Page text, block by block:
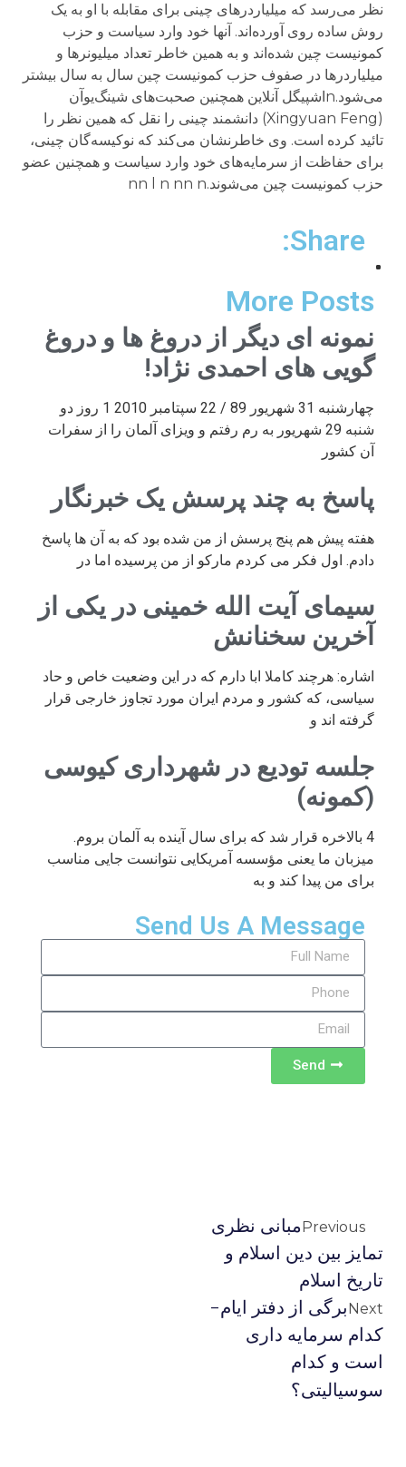
نظر می‌رسد که میلیاردرهای چینی برای مقابله با او به یک
روش ساده روی آورده‌اند. آنها خود وارد سیاست و حزب
کمونیست چین شده‌اند و به همین خاطر تعداد میلیونرها و
میلیاردرها در صفوف حزب کمونیست چین سال به سال بیشتر
می‌شود.nاشپیگل آنلاین همچنین صحبت‌های شینگ‌یوآن
(Xingyuan Feng) دانشمند چینی را نقل که همین نظر را
تائید کرده است. وی خاطرنشان می‌کند که نوکیسه‌گان چینی،
برای حفاظت از سرمایه‌های خود وارد سیاست و همچنین عضو
حزب کمونیست چین می‌شوند.nn l n nn n
Share:
More Posts
نمونه ای دیگر از دروغ ها و دروغ
گویی های احمدی نژاد!
چهارشنبه 31 شهریور 89 / 22 سپتامبر 2010 1 روز دو
شنبه 29 شهریور به رم رفتم و ویزای آلمان را از سفرات
آن کشور
پاسخ به چند پرسش یک خبرنگار
هفته پیش هم پنج پرسش از من شده بود که به آن ها پاسخ
دادم. اول فکر می کردم مارکو از من پرسیده اما در
سیمای آیت الله خمینی در یکی از
آخرین سخنانش
اشاره: هرچند کاملا ابا دارم که در این وضعیت خاص و حاد
سیاسی، که کشور و مردم ایران مورد تجاوز خارجی قرار
گرفته اند و
جلسه تودیع در شهرداری کیوسی
(کمونه)
4 بالاخره قرار شد که برای سال آینده به آلمان بروم.
میزبان ما یعنی مؤسسه آمریکایی نتوانست جایی مناسب
برای من پیدا کند و به
Send Us A Message
Send
Previousمبانی نظری
تمایز بین دین اسلام و
تاریخ اسلام
Nextبرگی از دفتر ایام-
کدام سرمایه داری
است و کدام
سوسیالیتی؟